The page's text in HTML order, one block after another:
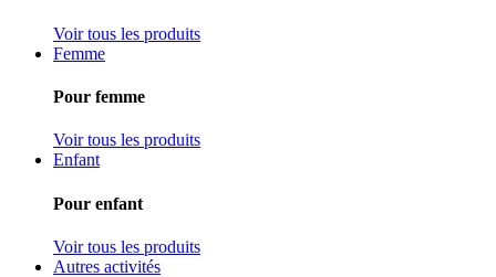
Voir tous les produits
Femme
Pour femme
Voir tous les produits
Enfant
Pour enfant
Voir tous les produits
Autres activités